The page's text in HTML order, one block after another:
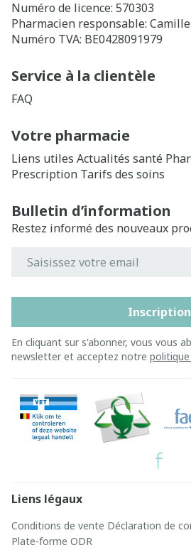
Numéro de licence: 570303
Pharmacien responsable:
Numéro TVA: BE0428091979
Service à la clientèle
FAQ
Votre pharmacie
Liens utiles Actualités santé
Prescription Tarifs des soins
Bulletin d’information
Restez informé des nouveaux
Inscription
En cliquant sur s'abonner, vous vous
newsletter et acceptez notre
Liens légaux
Conditions de vente Déclaration de
Plate-forme ODR